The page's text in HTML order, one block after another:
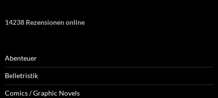
14238 Rezensionen online
Abenteuer
Belletristik
Comics / Graphic Novels